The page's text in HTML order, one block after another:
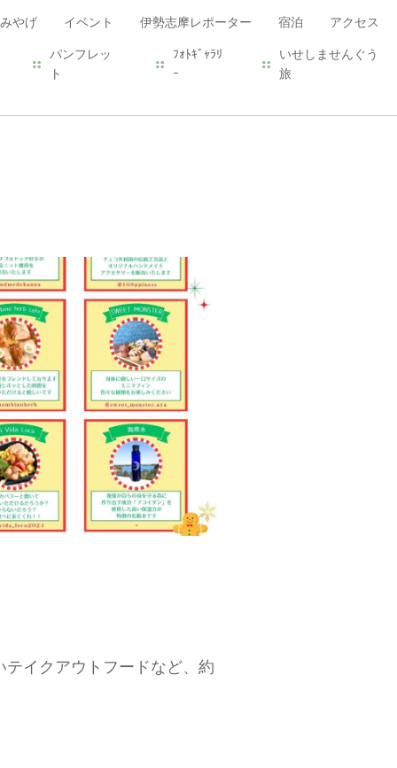
やげ イベント 伊勢志摩レポーター 宿泊 アクセス
パンフレッ
ト
ﾌｫﾄｷﾞｬﾗﾘ
ｰ
いせしませんぐう
旅
イクアウトフードなど、約